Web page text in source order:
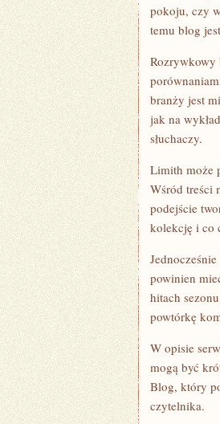
pokoju, czy
temu blog
Rozrywkowy
branży jest
jak na
słuchaczy.
Limith może
Wśród treści
podejście
kolekcję i co
powinien
hitach
powtórkę
W opisie
mogą być
Blog, który
czytelnika.